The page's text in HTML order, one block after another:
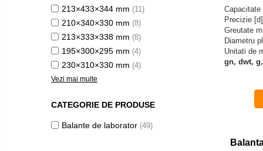
Microscop metalurgic
Microscoape cu fluorescenta
Iluminare microscop
Refractometre
KERN Software
213×433×344 mm (11)
210×340×330 mm (8)
213×333×338 mm (8)
195×300×295 mm (4)
230×310×330 mm (4)
Vezi mai multe
CATEGORIE DE PRODUSE
Balante de laborator (49)
Capacitate
Precizie
Greutate
Diametru
Unitati de
gn, dwt,